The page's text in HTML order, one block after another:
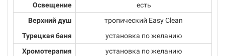
Освещение
есть
Верхний душ
тропический Easy Clean
Турецкая баня
установка по желанию
Хромотерапия
установка по желанию